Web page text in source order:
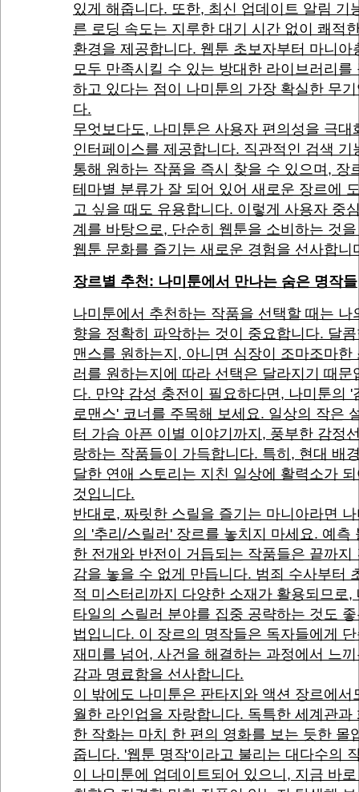
있게 해줍니다. 또한, 최신 업데이트 알림 기
른 로딩 속도는 지루한 대기 시간 없이 쾌적
환경을 제공합니다. 웹툰 초보자부터 마니아
모두 만족시킬 수 있는 방대한 라이브러리를
하고 있다는 점이 나미툰의 가장 확실한 무
다.
무엇보다도, 나미툰은 사용자 편의성을 극대
인터페이스를 제공합니다. 직관적인 검색 기
통해 원하는 작품을 즉시 찾을 수 있으며, 장
테마별 분류가 잘 되어 있어 새로운 장르에
고 싶을 때도 유용합니다. 이렇게 사용자 중
계를 바탕으로, 단순히 웹툰을 소비하는 것
웹툰 문화를 즐기는 새로운 경험을 선사합니
장르별 추천: 나미툰에서 만나는 숨은 명작들
나미툰에서 추천하는 작품을 선택할 때는 나
향을 정확히 파악하는 것이 중요합니다. 달
맨스를 원하는지, 아니면 심장이 조마조마한
러를 원하는지에 따라 선택은 달라지기 때문
다. 만약 감성 충전이 필요하다면, 나미툰의 '
로맨스' 코너를 주목해 보세요. 일상의 작은
터 가슴 아픈 이별 이야기까지, 풍부한 감정
랑하는 작품들이 가득합니다. 특히, 현대 배
달한 연애 스토리는 지친 일상에 활력소가
것입니다.
반대로, 짜릿한 스릴을 즐기는 마니아라면
의 '추리/스릴러' 장르를 놓치지 마세요. 예측
한 전개와 반전이 거듭되는 작품들은 끝까지
감을 놓을 수 없게 만듭니다. 범죄 수사부터
적 미스터리까지 다양한 소재가 활용되므로,
타일의 스릴러 분야를 집중 공략하는 것도
법입니다. 이 장르의 명작들은 독자들에게
재미를 넘어, 사건을 해결하는 과정에서 느
감과 명료함을 선사합니다.
이 밖에도 나미툰은 판타지와 액션 장르에서
월한 라인업을 자랑합니다. 독특한 세계관과
한 작화는 마치 한 편의 영화를 보는 듯한 몰
줍니다. '웹툰 명작'이라고 불리는 대다수의
이 나미툰에 업데이트되어 있으니, 지금 바